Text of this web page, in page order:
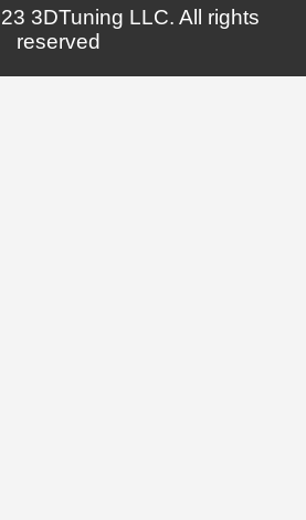
3DTuning LLC. All rights
reserved